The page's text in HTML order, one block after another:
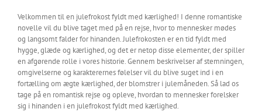
Velkommen til en julefrokost fyldt med kærlighed! I denne romantiske
novelle vil du blive taget med på en rejse, hvor to mennesker mødes
og langsomt falder for hinanden. Julefrokosten er en tid fyldt med
hygge, glæde og kærlighed, og det er netop disse elementer, der spiller
en afgørende rolle i vores historie. Gennem beskrivelser af stemningen,
omgivelserne og karakterernes følelser vil du blive suget ind i en
fortælling om ægte kærlighed, der blomstrer i julemåneden. Så lad os
tage på en romantisk rejse og opleve, hvordan to mennesker forelsker
sig i hinanden i en julefrokost fyldt med kærlighed.